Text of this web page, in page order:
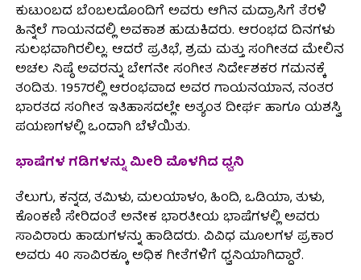
ಕುಟುಂಬದ ಬೆಂಬಲದೊಂದಿಗೆ ಅವರು ಆಗಿನ ಮದ್ರಾಸಿಗೆ ತೆರಳಿ
ಹಿನ್ನೆಲೆ ಗಾಯನದಲ್ಲಿ ಅವಕಾಶ ಹುಡುಕಿದರು. ಆರಂಭದ ದಿನಗಳು
ಸುಲಭವಾಗಿರಲಿಲ್ಲ. ಆದರೆ ಪ್ರತಿಭೆ, ಶ್ರಮ ಮತ್ತು ಸಂಗೀತದ ಮೇಲಿನ
ಅಚಲ ನಿಷ್ಠೆ ಅವರನ್ನು ಬೇಗನೇ ಸಂಗೀತ ನಿರ್ದೇಶಕರ ಗಮನಕ್ಕೆ
ತಂದಿತು. 1957ರಲ್ಲಿ ಆರಂಭವಾದ ಅವರ ಗಾಯನಯಾನ, ನಂತರ
ಭಾರತದ ಸಂಗೀತ ಇತಿಹಾಸದಲ್ಲೇ ಅತ್ಯಂತ ದೀರ್ಘ ಹಾಗೂ ಯಶಸ್ವಿ
ಪಯಣಗಳಲ್ಲಿ ಒಂದಾಗಿ ಬೆಳೆಯಿತು.
ಭಾಷೆಗಳ ಗಡಿಗಳನ್ನು ಮೀರಿ ಮೊಳಗಿದ ಧ್ವನಿ
ತೆಲುಗು, ಕನ್ನಡ, ತಮಿಳು, ಮಲಯಾಳಂ, ಹಿಂದಿ, ಒಡಿಯಾ, ತುಳು,
ಕೊಂಕಣಿ ಸೇರಿದಂತೆ ಅನೇಕ ಭಾರತೀಯ ಭಾಷೆಗಳಲ್ಲಿ ಅವರು
ಸಾವಿರಾರು ಹಾಡುಗಳನ್ನು ಹಾಡಿದರು. ವಿವಿಧ ಮೂಲಗಳ ಪ್ರಕಾರ
ಅವರು 40 ಸಾವಿರಕ್ಕೂ ಅಧಿಕ ಗೀತೆಗಳಿಗೆ ಧ್ವನಿಯಾಗಿದ್ದಾರೆ.